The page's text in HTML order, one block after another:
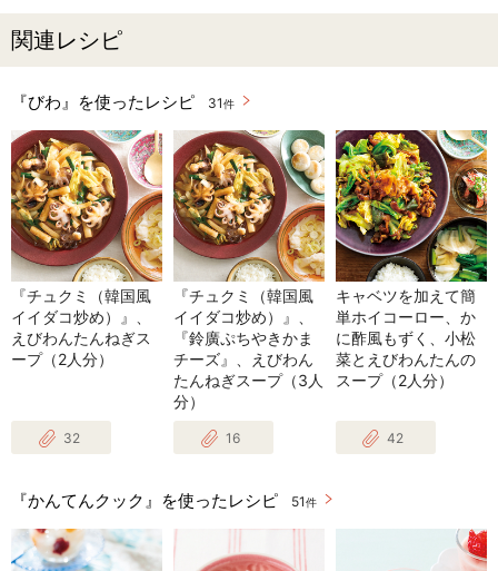
関連レシピ
『びわ』を使ったレシピ 31 件
『チュクミ（韓国風
イイダコ炒め）』、
えびわんたんねぎス
ープ（2人分）
32
『チュクミ（韓国風
イイダコ炒め）』、
『鈴廣ぷちやきかま
チーズ』、えびわん
たんねぎスープ（3人
分）
16
キャベツを加えて簡
単ホイコーロー、か
に酢風もずく、小松
菜とえびわんたんの
スープ（2人分）
42
『かんてんクック』を使ったレシピ 51 件